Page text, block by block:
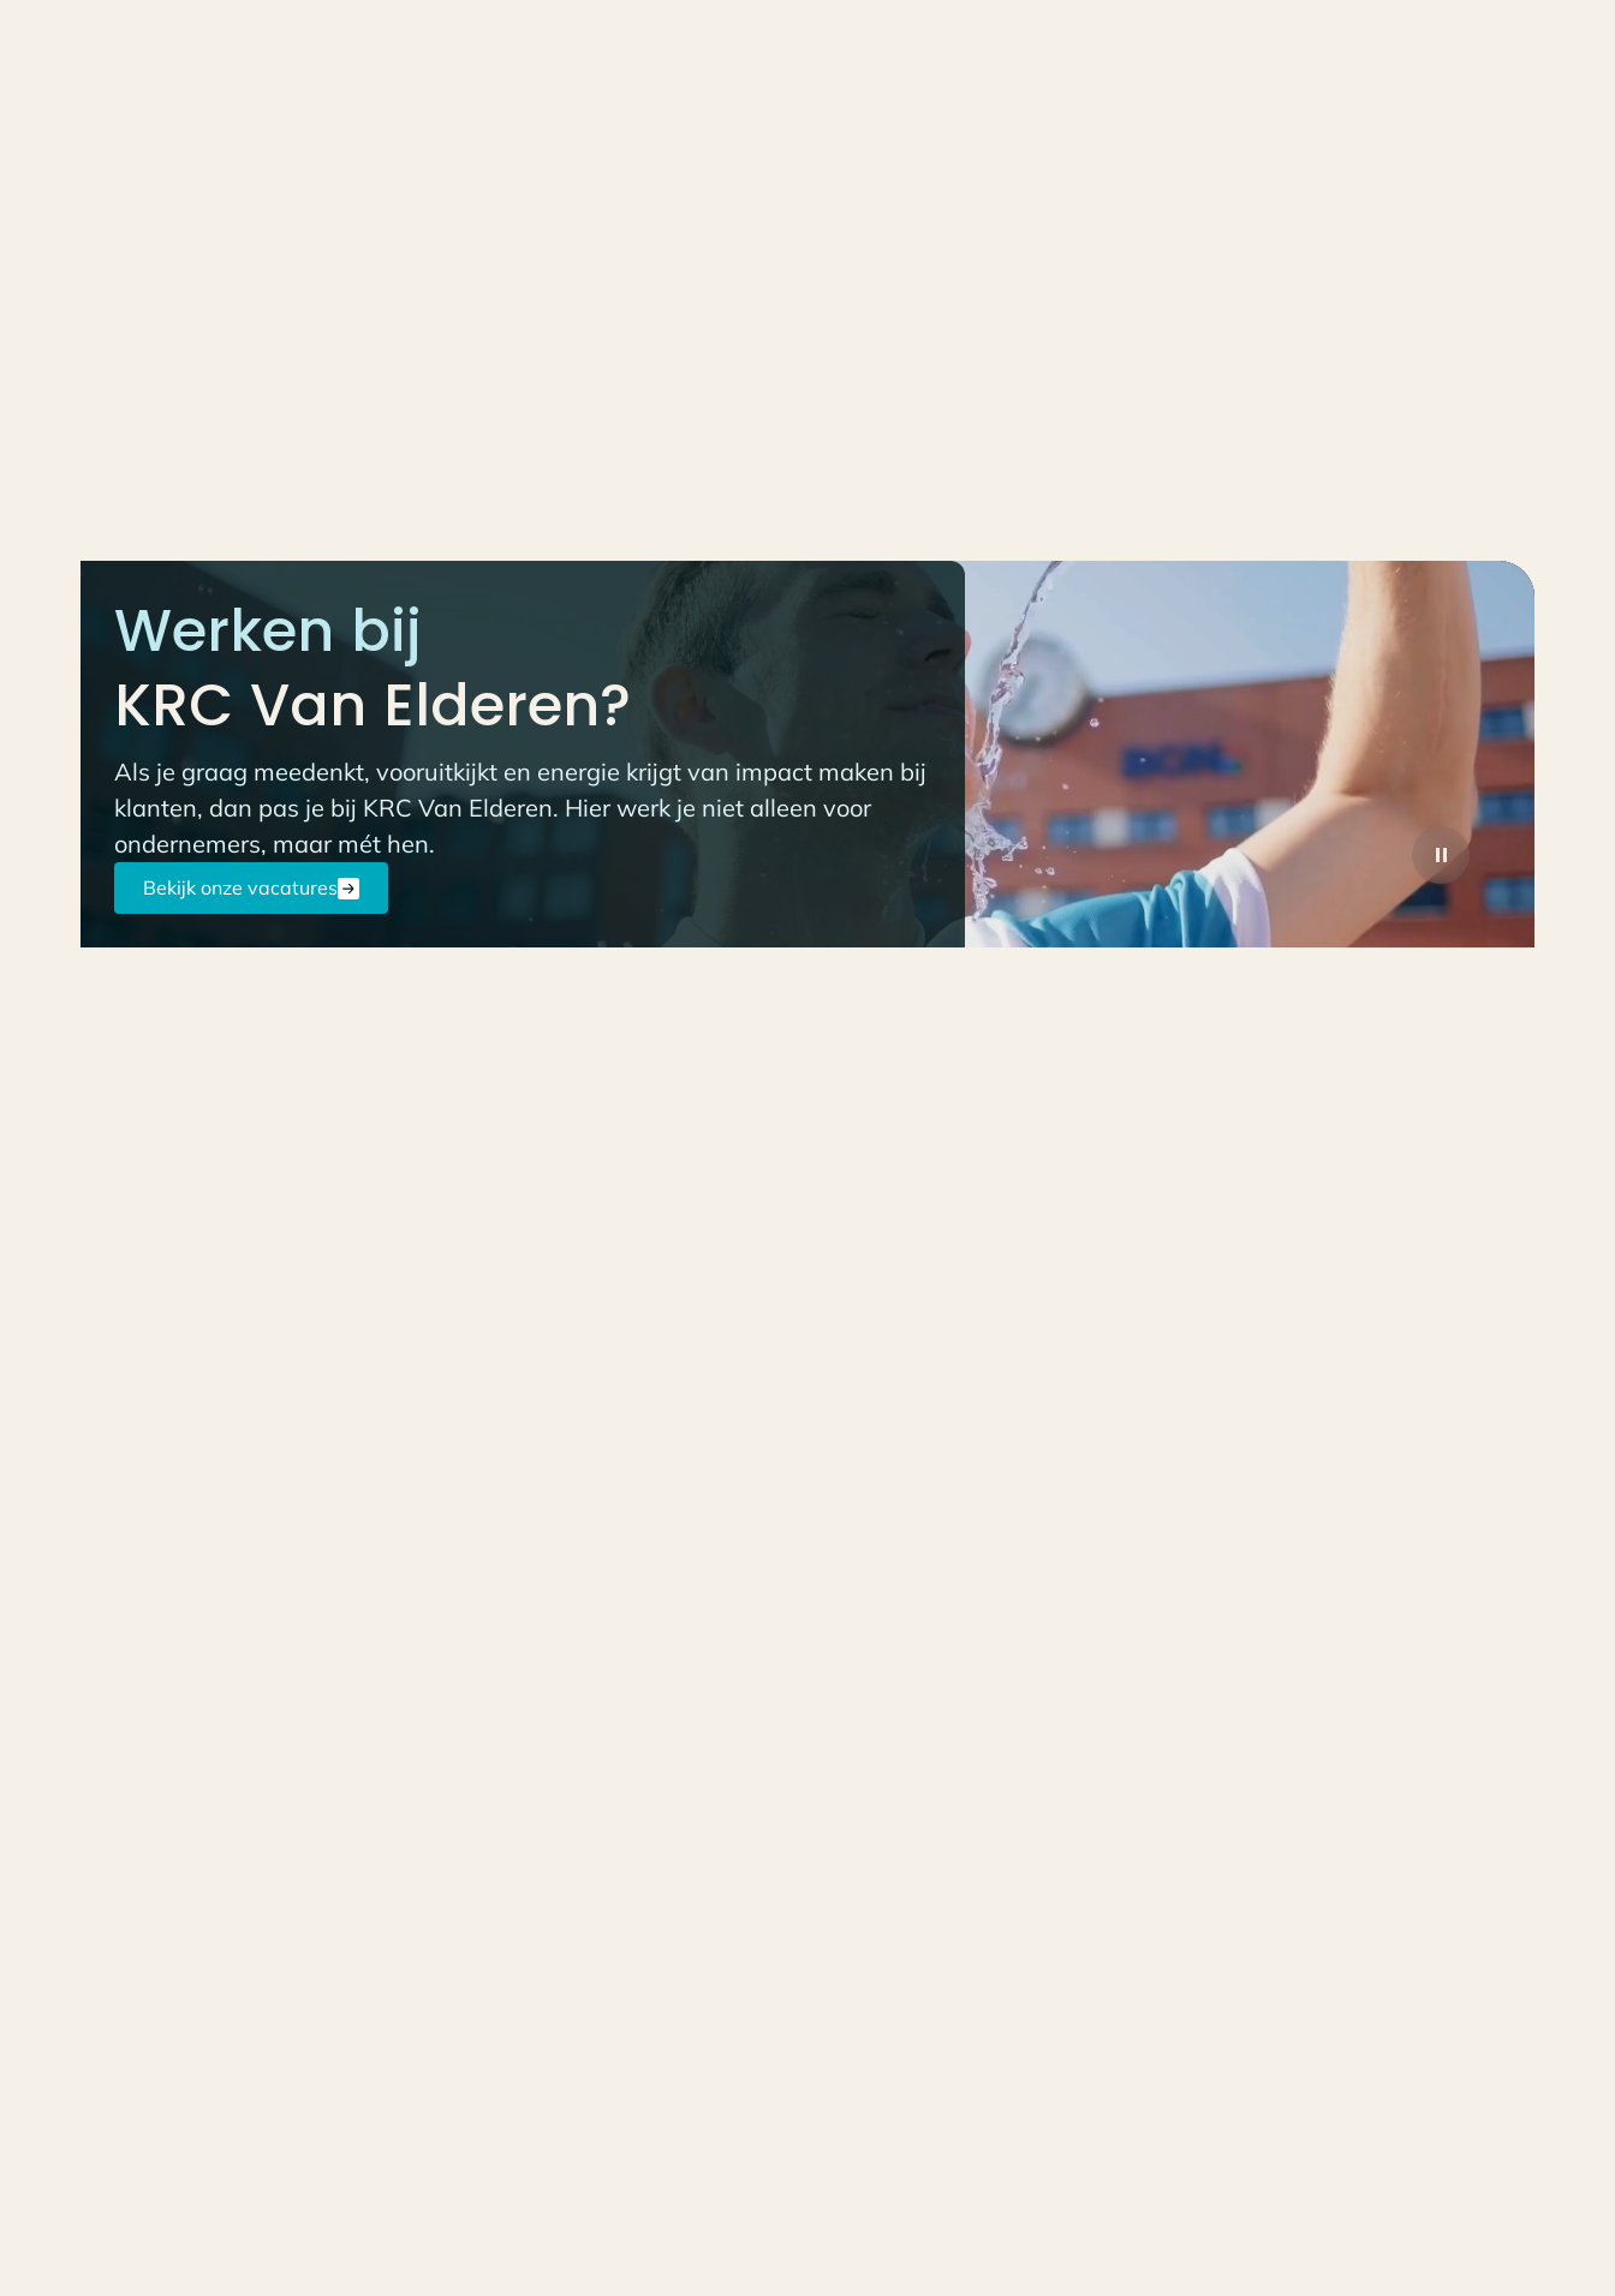
Werken bij
KRC Van Elderen?
Als je graag meedenkt, vooruitkijkt en energie krijgt van impact maken bij
klanten, dan pas je bij KRC Van Elderen. Hier werk je niet alleen voor
ondernemers, maar mét hen.
Bekijk onze vacatures